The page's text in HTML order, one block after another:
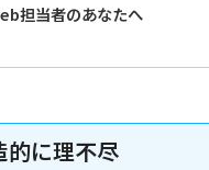
担当者のあなたへ
的に理不尽